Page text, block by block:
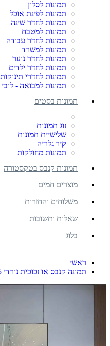
תמונות לסלון
תמונות לפינת אוכל
תמונות לחדר שינה
תמונות למטבח
תמונות לחדר עבודה
תמונות למשרד
תמונות לחדר נוער
תמונות לחדר ילדים
תמונות לחדרי תינוקות
תמונות למבואה - לובי
תמונות בסטים
זוג תמונות
שלישיית תמונות
קיר גלריה
תמונות מחולקות
תמונות קנבס בטקסטורה
מוצרים חמים
משלוחים והחזרות
שאלות ותשובות
בלוג
ראשי
תמונה קנבס או זכוכית נורדי 1025